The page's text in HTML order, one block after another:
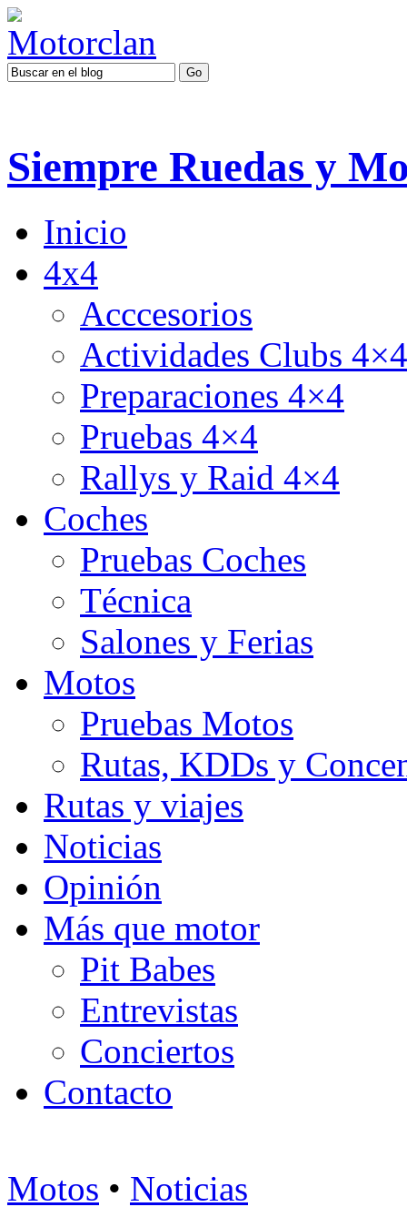
Siempre Ruedas y
Inicio
4x4
Acccesorios
Actividades Clubs 4×4
Preparaciones 4×4
Pruebas 4×4
Rallys y Raid 4×4
Coches
Pruebas Coches
Técnica
Salones y Ferias
Motos
Pruebas Motos
Rutas, KDDs y
Rutas y viajes
Noticias
Opinión
Más que motor
Pit Babes
Entrevistas
Conciertos
Contacto
Motos • Noticias